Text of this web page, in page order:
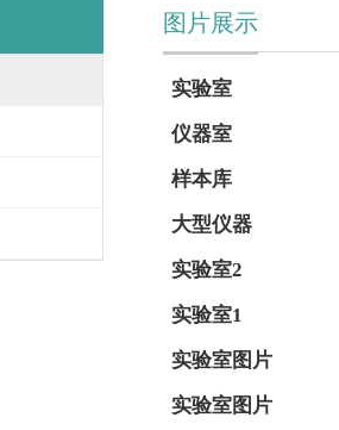
图片展示
实验室
仪器室
样本库
大型仪器
实验室2
实验室1
实验室图片
实验室图片